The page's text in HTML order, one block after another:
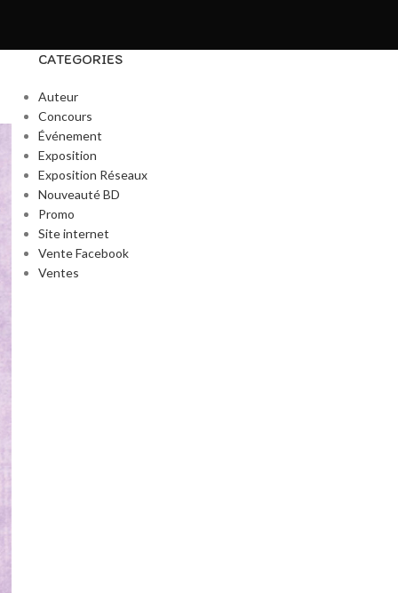
CATEGORIES
Auteur
Concours
Événement
Exposition
Exposition Réseaux
Nouveauté BD
Promo
Site internet
Vente Facebook
Ventes